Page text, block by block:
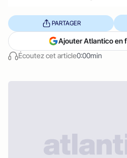
Écoutez cet article0:00min
PARTAGER
Ajouter Atlantico en